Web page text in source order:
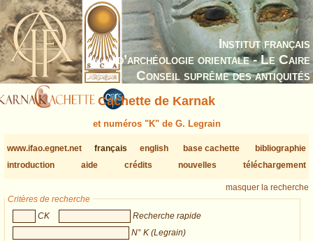
Institut français
d’archéologie orientale - Le Caire
Conseil suprême des antiquités
Cachette de Karnak
et numéros "K" de G. Legrain
www.ifao.egnet.net français english base cachette
bibliographie
introduction
aide crédits nouvelles téléchargement
masquer la recherche
Critères de recherche
CK
Recherche rapide
N° K (Legrain)